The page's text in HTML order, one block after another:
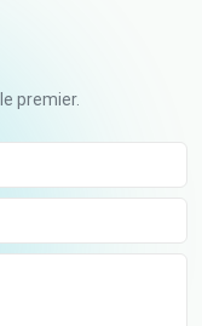
premier.